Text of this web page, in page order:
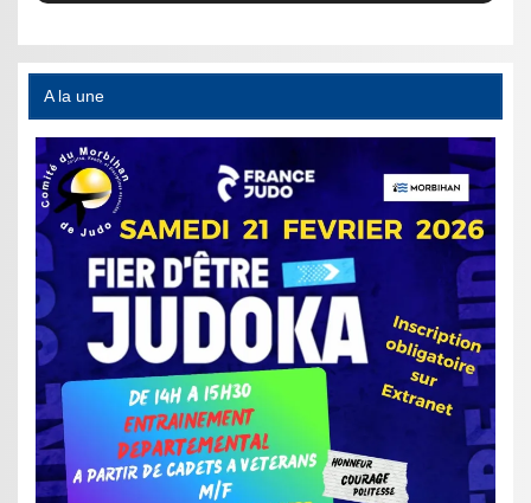
A la une